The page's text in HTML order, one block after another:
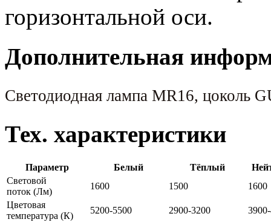
горизонтальной оси.
Дополнительная
Светодиодная лампа MR16, цоколь
Тех. характеристики
Параметр Белый Тёплый
Световой
поток (Лм)
1600 1500
1600
Цветовая
температура (К)
5200-5500 2900-3200